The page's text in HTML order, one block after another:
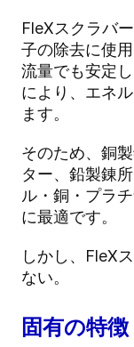
FleXスクラバ
子の除去に使
流量でも安定
により、エネ
ます。
そのため、銅
ター、鉛製錬
ル・銅・プラ
に最適です。
しかし、FleX
ない。
固有の特徴